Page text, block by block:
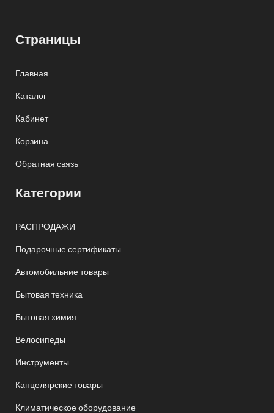
Страницы
Главная
Каталог
Кабинет
Корзина
Обратная связь
Категории
РАСПРОДАЖИ
Подарочные сертификаты
Автомобильние товары
Бытовая техника
Бытовая химия
Велосипеды
Инструменты
Канцелярские товары
Климатическое оборудование